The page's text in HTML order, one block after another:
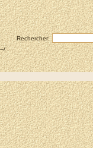
Rechercher:
--/